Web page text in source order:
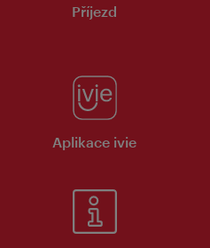
Příjezd
Aplikace ivie